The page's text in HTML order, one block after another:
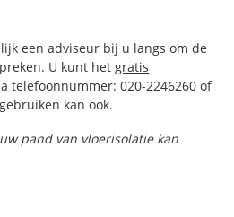
een adviseur bij u langs om de
U kunt hetgratis
telefoonnummer: 020-2246260 of
gebruiken kan ook.
pand van vloerisolatie kan